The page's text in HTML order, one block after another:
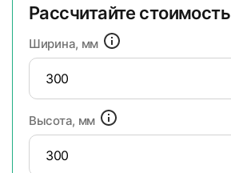
Рассчитайте стоимость
Ширина, мм
Высота, мм